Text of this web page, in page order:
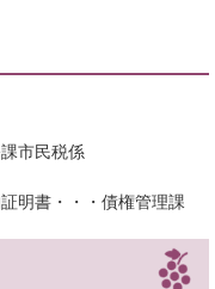
市民税係
明書・・・債権管理課